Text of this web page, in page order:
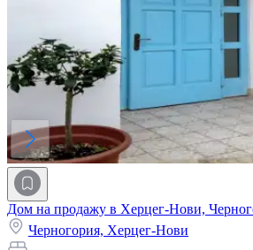
Дом на продажу в Херцег-Нови,
Черногория, Херцег-Нови